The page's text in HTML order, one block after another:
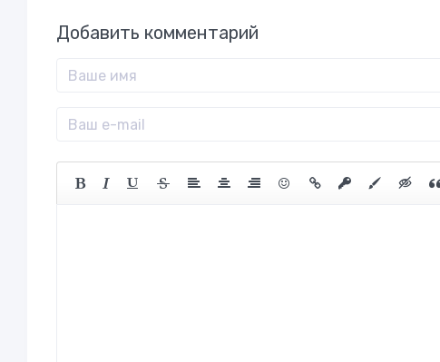
Добавить комментарий